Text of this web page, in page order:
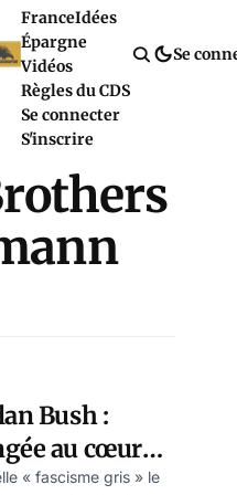
FranceIdées
Épargne
Vidéos
Règles du CDS
Se connecter
S'inscrire
Se
Bush :
au cœur
(gris)
« fascisme gris » le